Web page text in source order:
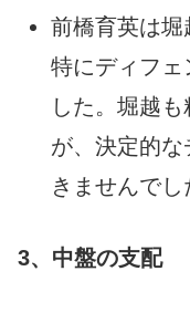
前橋育英は堀
特にディフェ
した。堀越
が、決定的
きませんでし
3、中盤の支配